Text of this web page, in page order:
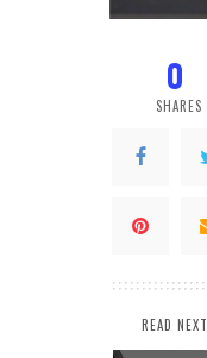
0
SHARES
READ NEXT